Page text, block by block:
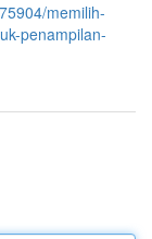
memilih-
penampilan-